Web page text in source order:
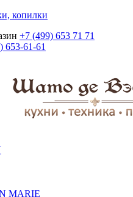
копилки
+7 (499) 653 71 71
653-61-61
MARIE